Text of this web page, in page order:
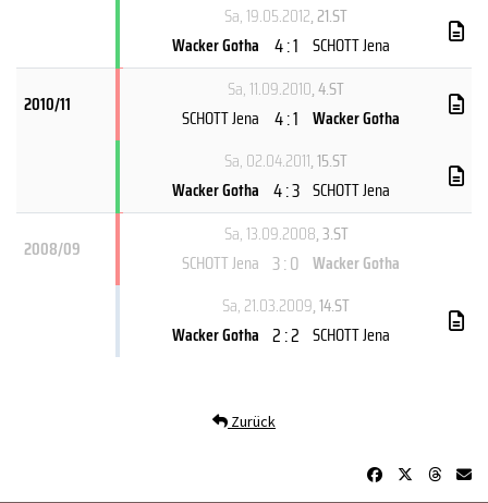
Sa, 19.05.2012, 21.ST
Wacker Gotha 4 : 1 SCHOTT Jena
2010/11
Sa, 11.09.2010, 4.ST
SCHOTT Jena 4 : 1 Wacker Gotha
Sa, 02.04.2011, 15.ST
Wacker Gotha 4 : 3 SCHOTT Jena
2008/09
Sa, 13.09.2008, 3.ST
SCHOTT Jena 3 : 0 Wacker Gotha
Sa, 21.03.2009, 14.ST
Wacker Gotha 2 : 2 SCHOTT Jena
Zurück